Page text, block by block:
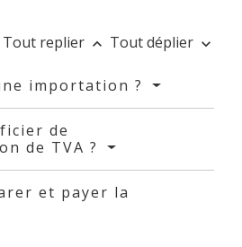
Tout replier keyboard_arrow_up Tout déplier keyboard_arrow_down
importation ?
de
de TVA ?
et payer la